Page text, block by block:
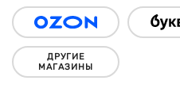
ДРУГИЕ
МАГАЗИНЫ